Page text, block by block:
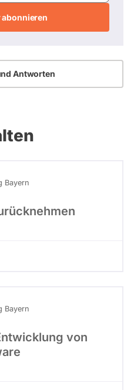
Antworten
Bayern
Bayern
von